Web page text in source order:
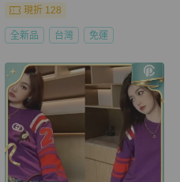
現折 128
全新品 台灣 免運